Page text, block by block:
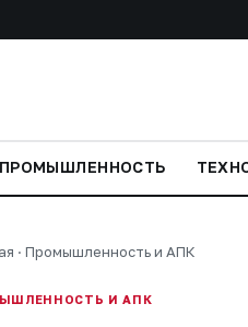
ПРОМЫШЛЕННОСТЬ
· Промышленность и АПК
И АПК